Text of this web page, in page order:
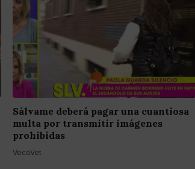
Sálvame deberá pagar una cuantiosa
multa por transmitir imágenes
prohibidas
VecoVet